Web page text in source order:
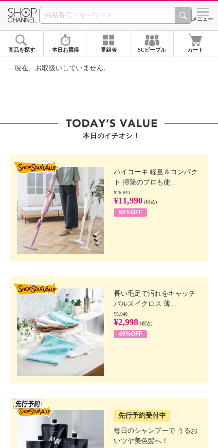
SHOP CHANNEL ショッ
メニュー
商品を探す 本日お買得 番組表 SCピープル カート
現在、お取扱いしていません。
本日のイチオシ！
ハイコーキ 軽量＆コンパク
ト 掃除のプロも使...
¥26,840
¥11,990 (税込)
55%OFF
長い毛足で汚れをキャッチ
パルスイクロス 薄...
¥5,940
¥2,998 (税込)
49%OFF
先行予約受付中
毎日のシャンプーで うるお
いツヤ美色髪へ！ ...